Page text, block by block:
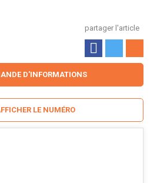
partager l'article
D'INFORMATIONS
LE NUMÉRO